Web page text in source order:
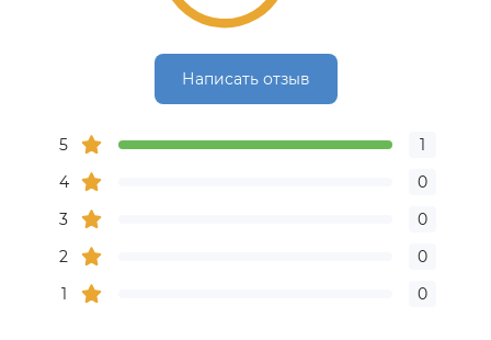
Написать отзыв
5
1
4
0
3
0
2
0
1
0